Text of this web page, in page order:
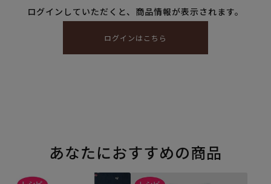
ログインしていただくと、商品情報が表示されます。
ログインはこちら
あなたにおすすめの商品